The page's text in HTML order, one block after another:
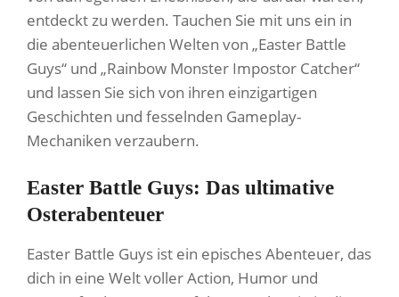
entdeckt zu werden. Tauchen Sie mit uns ein in
die abenteuerlichen Welten von „Easter Battle
Guys“ und „Rainbow Monster Impostor Catcher“
und lassen Sie sich von ihren einzigartigen
Geschichten und fesselnden Gameplay-
Mechaniken verzaubern.
Easter Battle Guys: Das ultimative
Osterabenteuer
Easter Battle Guys ist ein episches Abenteuer, das
dich in eine Welt voller Action, Humor und